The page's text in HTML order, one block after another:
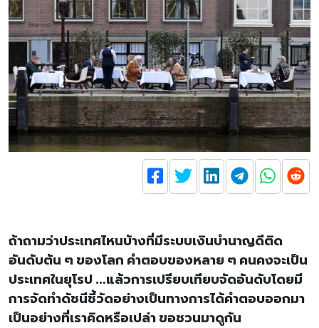
ถ้าถามว่าประเทศไหนบ้างที่มีระบบเงินบำนาญดีติด
อันดับต้น ๆ ของโลก คำตอบของหลาย ๆ คนคงจะเป็น
ประเทศในยุโรป …แล้วการเปรียบเทียบจัดอันดับโดยมี
การจัดทำดัชนีชี้วัดอย่างเป็นทางการได้คำตอบออกมา
เป็นอย่างที่เราคิดหรือเปล่า ขอชวนมาดูกัน